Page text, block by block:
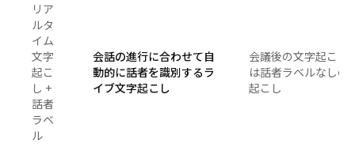
リア
ルタ
イム
文字
起こ
し +
話者
ラベ
ル
会話の進行に合わせて自
動的に話者を識別するラ
イブ文字起こし
会議後の文字起こし
は話者ラベルなしの
起こし